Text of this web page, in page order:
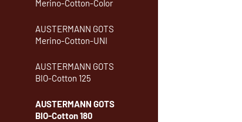
Merino-Cotton-Color
AUSTERMANN GOTS
Merino-Cotton-UNI
AUSTERMANN GOTS
BIO-Cotton 125
AUSTERMANN GOTS
BIO-Cotton 180